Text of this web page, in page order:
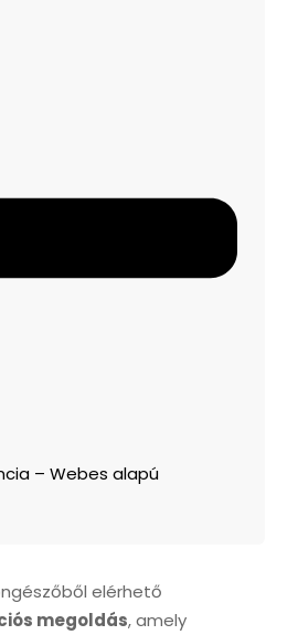
– Webes alapú
elérhető
megoldás, amely